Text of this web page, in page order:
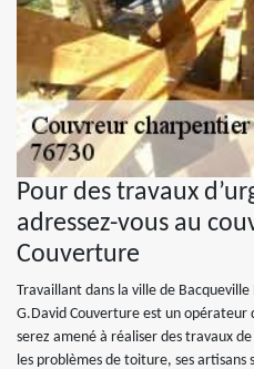
Pour des travaux
adressez-vous au
Couverture
Travaillant dans la ville de
G.David Couverture est un opérateur
serez amené à réaliser des travaux
les problèmes de toiture, ses